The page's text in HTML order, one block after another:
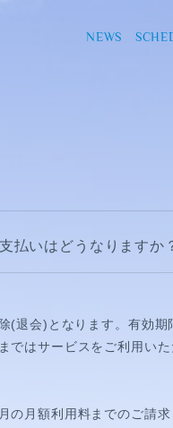
NEWS
払いはどうなりますか
(退会)となります。有効期
ではサービスをご利用いた
の月額利用料までのご請求